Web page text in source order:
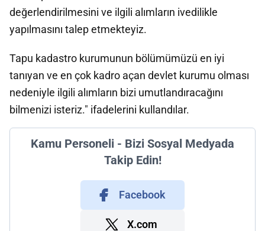
değerlendirilmesini ve ilgili alımların ivedilikle
yapılmasını talep etmekteyiz.
Tapu kadastro kurumunun bölümümüzü en iyi
tanıyan ve en çok kadro açan devlet kurumu olması
nedeniyle ilgili alımların bizi umutlandıracağını
bilmenizi isteriz." ifadelerini kullandılar.
Kamu Personeli - Bizi Sosyal Medyada
Takip Edin!
Facebook
X.com